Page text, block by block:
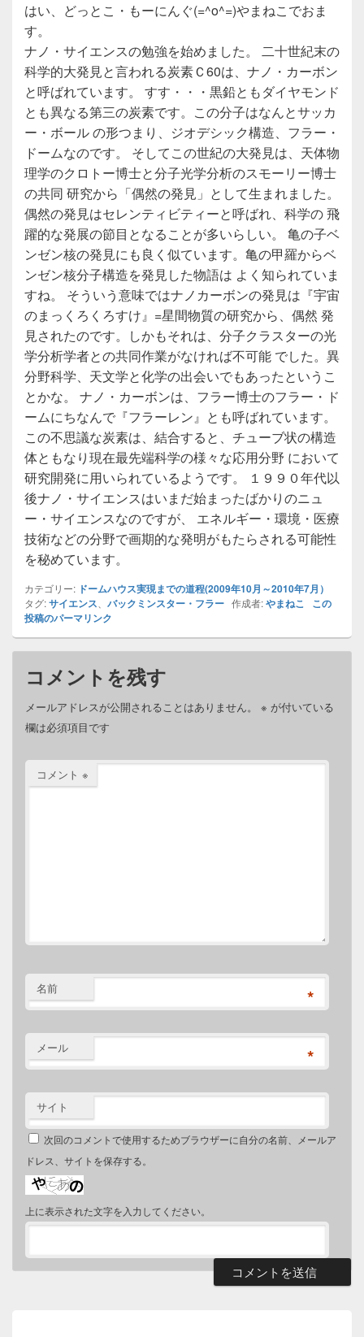
はい、どっとこ・もーにんぐ(=^o^=)やまねこでおま
す。
ナノ・サイエンスの勉強を始めました。 二十世紀末の
科学的大発見と言われる炭素Ｃ60は、ナノ・カーボン
と呼ばれています。 すす・・・黒鉛ともダイヤモンド
とも異なる第三の炭素です。この分子はなんとサッカ
ー・ボール の形つまり、ジオデシック構造、フラー・
ドームなのです。 そしてこの世紀の大発見は、天体物
理学のクロトー博士と分子光学分析のスモーリー博士
の共同 研究から「偶然の発見」として生まれました。
偶然の発見はセレンティビティーと呼ばれ、科学の 飛
躍的な発展の節目となることが多いらしい。 亀の子ベ
ンゼン核の発見にも良く似ています。亀の甲羅からベ
ンゼン核分子構造を発見した物語は よく知られていま
すね。 そういう意味ではナノカーボンの発見は『宇宙
のまっくろくろすけ』=星間物質の研究から、偶然 発
見されたのです。しかもそれは、分子クラスターの光
学分析学者との共同作業がなければ不可能 でした。異
分野科学、天文学と化学の出会いでもあったというこ
とかな。 ナノ・カーボンは、フラー博士のフラー・ド
ームにちなんで『フラーレン』とも呼ばれています。
この不思議な炭素は、結合すると、チューブ状の構造
体ともなり現在最先端科学の様々な応用分野 において
研究開発に用いられているようです。 １９９０年代以
後ナノ・サイエンスはいまだ始まったばかりのニュ
ー・サイエンスなのですが、 エネルギー・環境・医療
技術などの分野で画期的な発明がもたらされる可能性
を秘めています。
カテゴリー: ドームハウス実現までの道程(2009年10月～2010年7月）
タグ:サイエンス、 バックミンスター・フラー 作成者:やまねこ
この
投稿のパーマリンク
コメントを残す
メールアドレスが公開されることはありません。 ※ が付いている
欄は必須項目です
コメント ※
名前 *
メール *
サイト
次回のコメントで使用するためブラウザーに自分の名前、メールア
ドレス、サイトを保存する。
上に表示された文字を入力してください。